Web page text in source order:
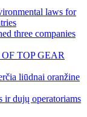
laws for
three companies
TOP GEAR
liūdnai oranžine
ir dujų operatoriams